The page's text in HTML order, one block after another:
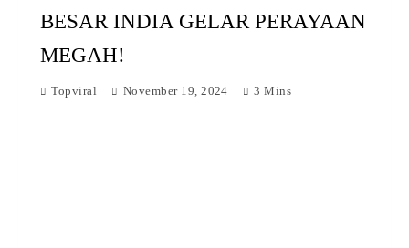
BESAR INDIA GELAR PERAYAAN
MEGAH!
Topviral November 19, 2024 3 Mins